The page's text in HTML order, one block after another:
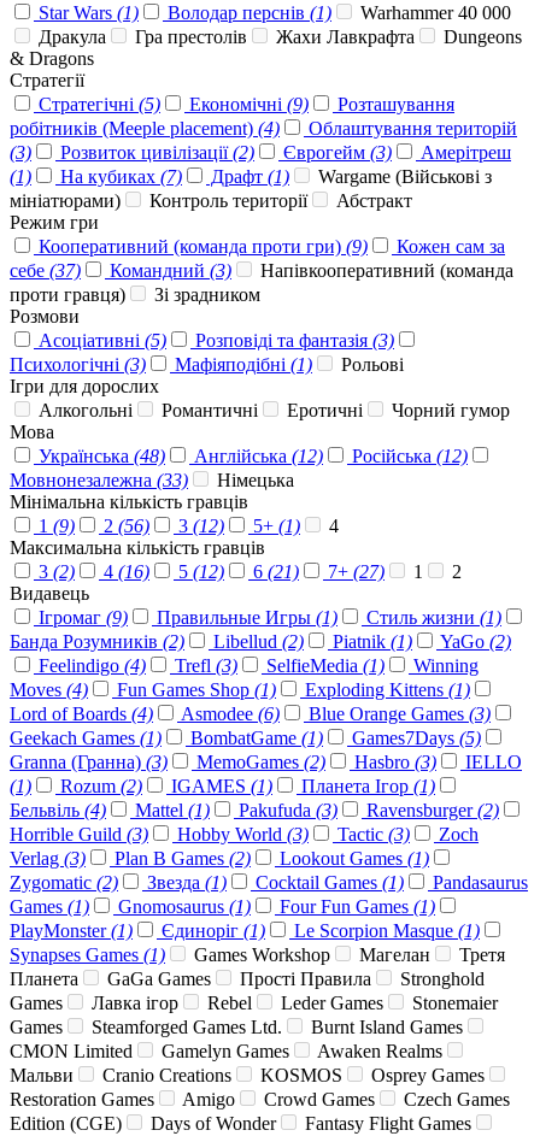
Star Wars (1) Володар перснів (1)
Warhammer 40 000
Дракула
Гра престолів Жахи Лавкрафта
Dungeons
& Dragons
Стратегії
Стратегічні (5) Економічні (9)
Розташування
робітників (Meeple placement) (4)
Облаштування територій
(3)
Розвиток цивілізації(2) Єврогейм (3)
Амерітреш
(1)
На кубиках (7) Драфт (1)
Wargame (Військові з
мініатюрами)
Контроль території
Абстракт
Режим гри
Кооперативний (команда проти гри) (9)
Кожен сам за
себе (37) Командний (3)
Напівкооперативний (команда
проти гравця)
Зі зрадником
Розмови
Асоціативні (5) Розповіді та фантазія (3)
Психологічні (3) Мафіяподібні (1)
Рольові
Ігри для дорослих
Алкогольні
Романтичні Еротичні
Чорний гумор
Мова
Українська (48) Англійська (12) Російська (12)
Мовнонезалежна (33)
Німецька
Мінімальна кількість гравців
1 (9) 2 (56) 3 (12) 5+ (1)
4
Максимальна кількість гравців
3 (2) 4 (16) 5 (12) 6 (21) 7+ (27) 1
2
Видавець
Ігромаг (9) Правильные Игры (1) Стиль жизни (1)
Банда Розумників (2) Libellud (2) Piatnik (1) YaGo (2)
Feelindigo (4) Trefl (3) SelfieMedia (1)
Winning
Moves (4) Fun Games Shop (1) Exploding Kittens (1)
Lord of Boards (4) Asmodee (6) Blue Orange Games (3)
Geekach Games (1) BombatGame (1) Games7Days (5)
Granna (Гранна) (3) MemoGames (2) Hasbro (3)
IELLO
(1)
Rozum (2) IGAMES (1) Планета Ігор (1)
Бельвіль (4) Mattel (1) Pakufuda (3) Ravensburger(2)
Horrible Guild (3) Hobby World (3) Tactic (3)
Zoch
Verlag (3) Plan B Games (2) Lookout Games (1)
Zygomatic (2) Звезда (1) Cocktail Games (1)
Pandasaurus
Games (1) Gnomosaurus (1) Four Fun Games (1)
PlayMonster(1) Єдиноріг (1) Le Scorpion Masque (1)
Synapses Games (1) Games Workshop Магелан
Третя
Планета
GaGa Games Прості Правила
Stronghold
Games
Лавка ігор Rebel Leder Games
Stonemaier
Games
Steamforged Games Ltd.
Burnt Island Games
CMON Limited
Gamelyn Games
Awaken Realms
Мальви
Cranio Creations KOSMOS
Osprey Games
Restoration Games
Amigo Crowd Games
Czech Games
Edition (CGE)
Days of Wonder
Fantasy Flight Games